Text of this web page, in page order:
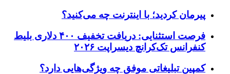
پیرمان کردید؛ با اینترنت چه می‌کنید؟
فرصت استثنایی: دریافت تخفیف ۴۰۰ دلاری بلیط
کنفرانس تک‌کرانچ دیسراپت ۲۰۲۶
کمپین تبلیغاتی موفق چه ویژگی‌هایی دارد؟